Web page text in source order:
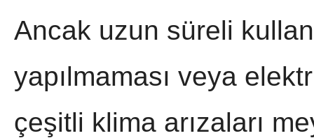
Ancak uzun süreli
yapılmaması veya
çeşitli klima arızaları